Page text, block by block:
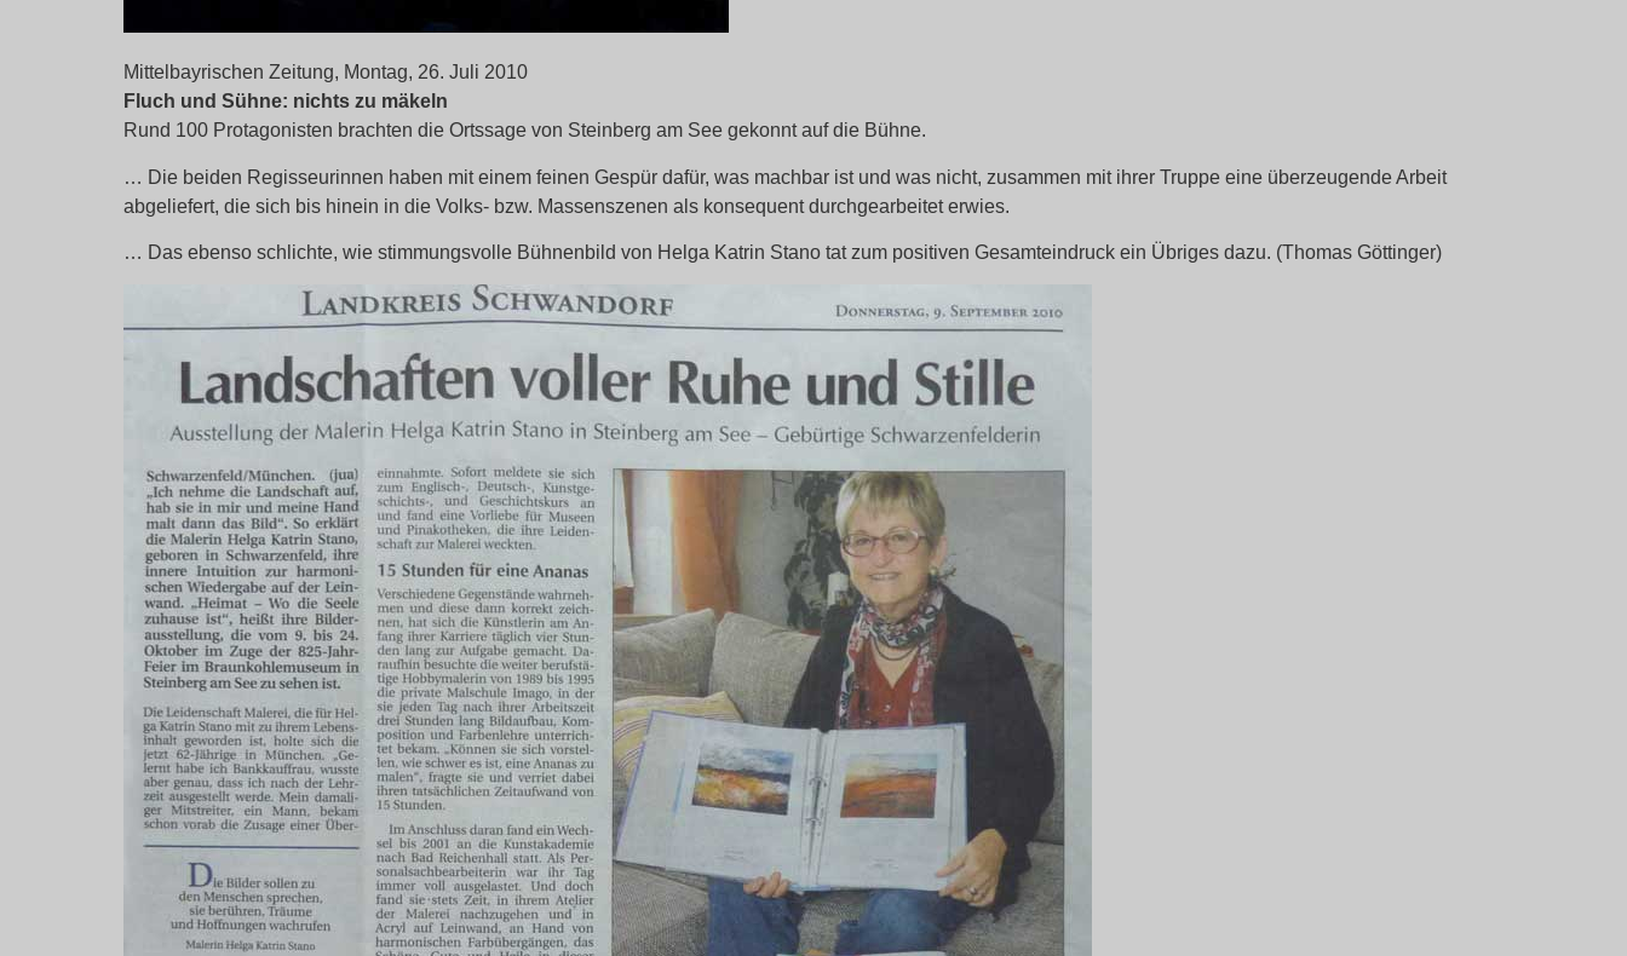
Mittelbayrischen Zeitung, Montag, 26. Juli 2010
Fluch und Sühne: nichts zu mäkeln
Rund 100 Protagonisten brachten die Ortssage von Steinberg am See gekonnt auf die Bühne.
… Die beiden Regisseurinnen haben mit einem feinen Gespür dafür, was machbar ist und was nicht, zusammen mit ihrer Truppe eine überzeugende Arbeit
abgeliefert, die sich bis hinein in die Volks- bzw. Massenszenen als konsequent durchgearbeitet erwies.
… Das ebenso schlichte, wie stimmungsvolle Bühnenbild von Helga Katrin Stano tat zum positiven Gesamteindruck ein Übriges dazu. (Thomas Göttinger)